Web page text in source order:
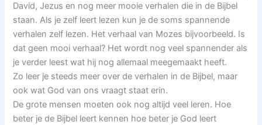
David, Jezus en nog meer mooie verhalen die in de Bijbel
staan. Als je zelf leert lezen kun je de soms spannende
verhalen zelf lezen. Het verhaal van Mozes bijvoorbeeld. Is
dat geen mooi verhaal? Het wordt nog veel spannender als
je verder leest wat hij nog allemaal meegemaakt heeft.
Zo leer je steeds meer over de verhalen in de Bijbel, maar
ook wat God van ons vraagt staat erin.
De grote mensen moeten ook nog altijd veel leren. Hoe
beter je de Bijbel leert kennen hoe beter je God leert